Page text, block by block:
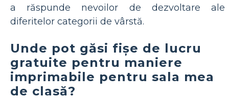
a răspunde nevoilor de dezvoltare ale
diferitelor categorii de vârstă.
Unde pot găsi fișe de lucru
gratuite pentru maniere
imprimabile pentru sala mea
de clasă?